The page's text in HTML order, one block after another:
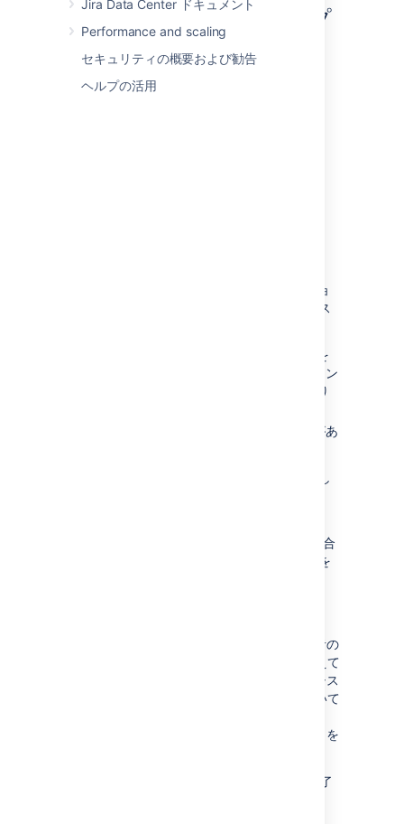
Jira Data Center ドキュメント
Performance and scaling
セキュリティの概要および勧告
ヘルプの活用
評価とデモのセットアップ
を選択し、Jira アプリケーショ
ンのセットアップとユーザー インターフェース
] ドロップダウン リストから言語を
選択するとすぐに、Jira アプリケーション
ユーザー インターフェイスの言語が切り
言語間で翻訳のレベルが異なる可能性があ
] を選択し
す。Atlassian ID アカウントをお持ちでない場合
は、ご自分がアクセスできるメール アドレスを
Atlassian ID アカウントは Jira システム管理者の
認証の際にも使用されるため、必ず詳細を控えて
ください。Jira を使い始めてから、Jira 内でシス
テム管理者の詳細を変更できます。詳細について
] を
を選択してセットアッププロセスを終了